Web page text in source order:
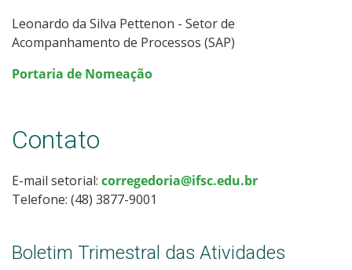
Leonardo da Silva Pettenon - Setor de
Acompanhamento de Processos (SAP)
Portaria de Nomeação
Contato
E-mail setorial: corregedoria@ifsc.edu.br
Telefone: (48) 3877-9001
Boletim Trimestral das Atividades